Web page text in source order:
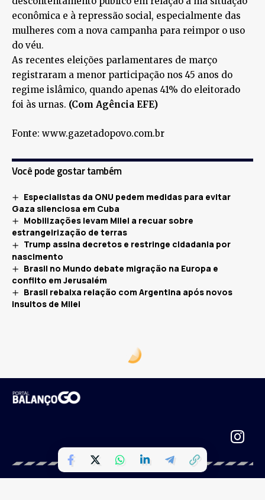
econômica e à repressão social, especialmente das
mulheres com a nova campanha para reimpor o uso
do véu.
As recentes eleições parlamentares de março
registraram a menor participação nos 45 anos do
regime islâmico, quando apenas 41% do eleitorado
foi às urnas. (Com Agência EFE)
Fonte: www.gazetadopovo.com.br
Você pode gostar também
Especialistas da ONU pedem medidas para evitar
Gaza silenciosa em Cuba
Mobilizações levam Milei a recuar sobre
estrangeirização de terras
Trump assina decretos e restringe cidadania por
nascimento
Brasil no Mundo debate migração na Europa e
conflito em Jerusalém
Brasil rebaixa relação com Argentina após novos
insultos de Milei